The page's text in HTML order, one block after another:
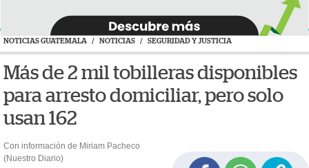
NOTICIAS GUATEMALA / NOTICIAS / SEGURIDAD Y JUSTICIA
Más de 2 mil tobilleras disponibles
para arresto domiciliar, pero solo
usan 162
Con información de Miriam Pacheco
(Nuestro Diario)